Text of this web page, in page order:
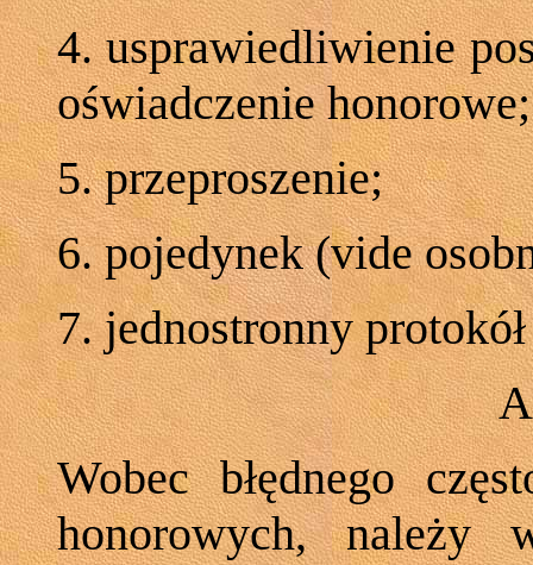
4. usprawiedliwienie
oświadczenie honorowe;
5. przeproszenie;
6. pojedynek (vide
7. jednostronny
Wobec błędnego
honorowych, należy